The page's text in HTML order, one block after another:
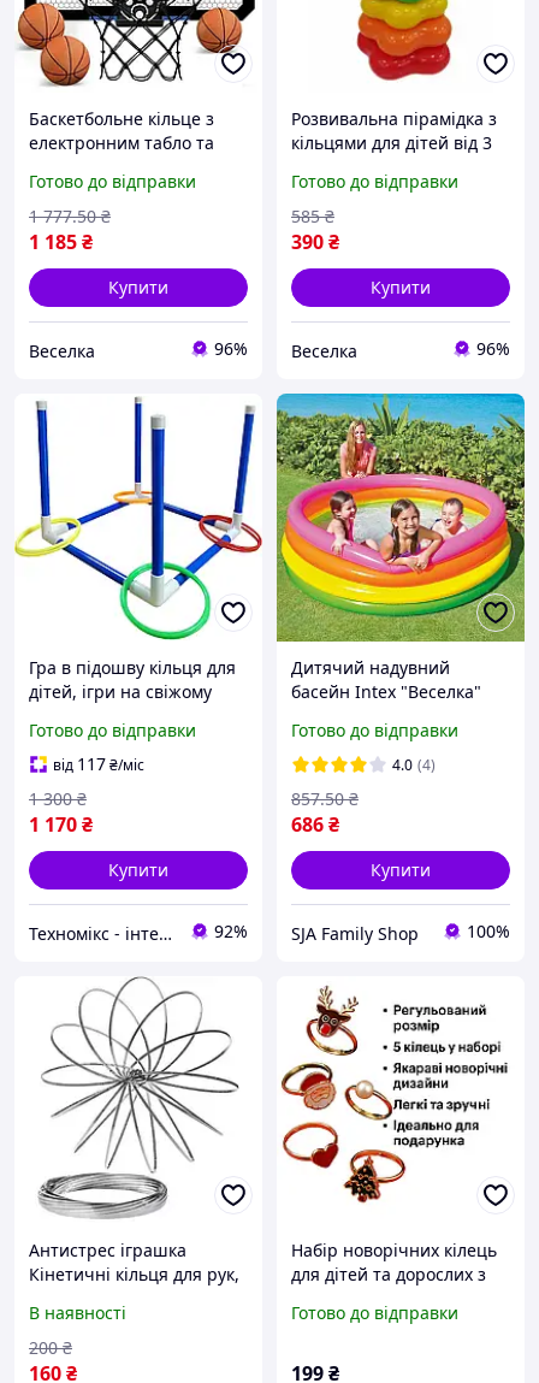
Баскетбольне кільце з
електронним табло та
дітей від 6 років активна
гра вдома та на вулиці
FLAME
Готово до відправки
1 185₴
1 777.50 ₴
Купити
Веселка 96%
Розвивальна пірамідка з
кільцями для дітей від 3
дрібної моторики FLAME
Готово до відправки
390₴
585 ₴
Купити
Веселка 96%
Гра в підошву кільця для
дітей, ігри на свіжому
сім'ї, ігри на галявині,
ігри на задньому дворі
Готово до відправки
від 117₴/міс
1 170₴
1 300 ₴
Купити
Техномікс - інтернет - магазин якісної техніки, електроніки та інших товарів для дому та роботи 92%
Дитячий надувний
басейн Intex "Веселка"
780 л для дітей від 3 років
Готово до відправки
4.0 (4)
686₴
857.50 ₴
Купити
SJA Family Shop 100%
Антистрес іграшка
Кінетичні кільця для рук,
зняття стресу, розвитку
моторики
В наявності
160₴
200 ₴
Набір новорічних кілець
для дітей та дорослих з
Сантою, перлинкою та
Готово до відправки
199₴